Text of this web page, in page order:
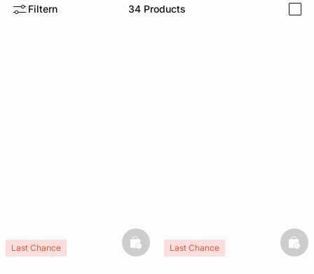
Filtern 34 Products
Last Chance basketfullLast Chance